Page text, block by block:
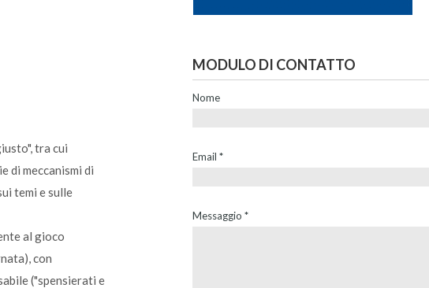
tra cui
di meccanismi di
temi e sulle
al gioco
con
("spensierati e
MODULO DI CONTATTO
Nome
Email *
Messaggio *